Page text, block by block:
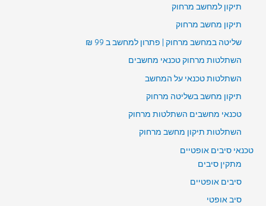
תיקון למחשב מרחוק
תיקון מחשב מרחוק
שליטה במחשב מרחוק | פתרון למחשב ב 99 ₪
השתלטות מרחוק טכנאי מחשבים
השתלטות טכנאי על המחשב
תיקון מחשב בשליטה מרחוק
טכנאי מחשבים השתלטות מרחוק
השתלטות תיקון מחשב מרחוק
טכנאי סיבים אופטיים
מתקין סיבים
סיבים אופטיים
סיב אופטי